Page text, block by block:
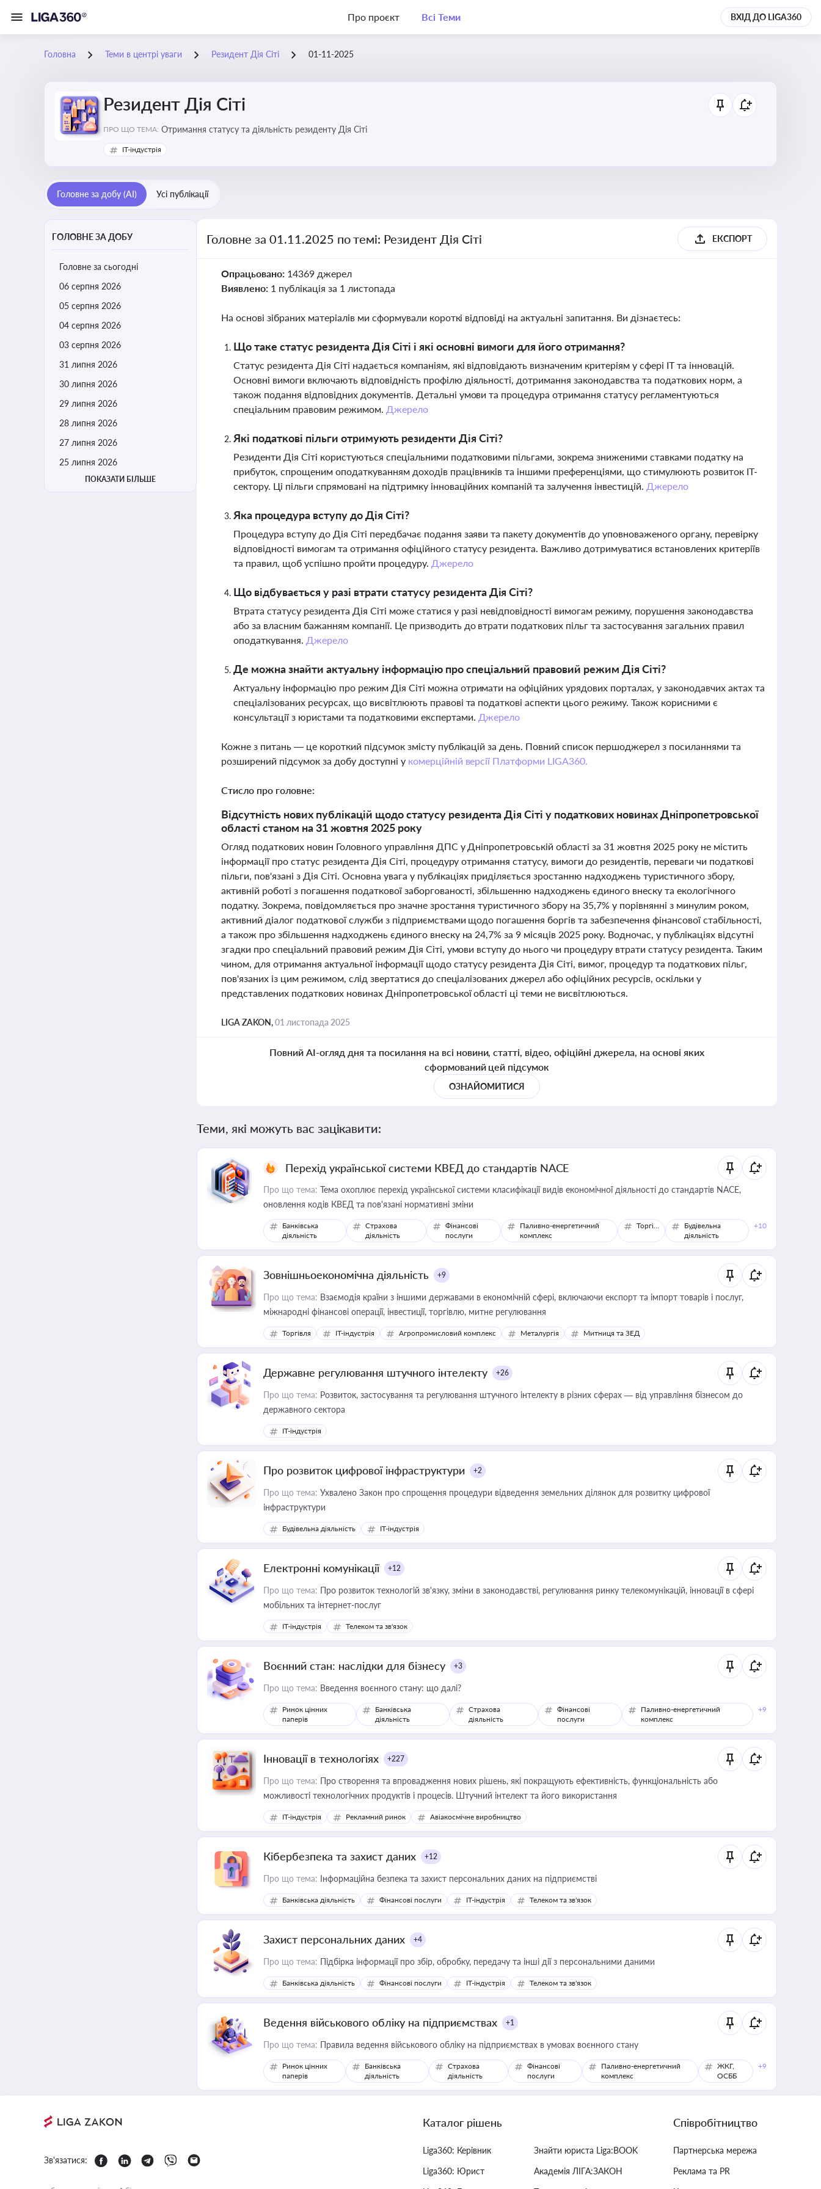
Про проєкт Всі Теми ВХІД ДО LIGA360
Головна Теми в центрі уваги Резидент Дія Сіті 01-11-2025
Резидент Дія Сіті
ПРО ЩО ТЕМА: Отримання статусу та діяльність резиденту Дія Сіті
IT-індустрія
Головне за добу (AI) Усі публікації
ГОЛОВНЕ ЗА ДОБУ
Головне за сьогодні
06 серпня 2026
05 серпня 2026
04 серпня 2026
03 серпня 2026
31 липня 2026
30 липня 2026
29 липня 2026
28 липня 2026
27 липня 2026
25 липня 2026
ПОКАЗАТИ БІЛЬШЕ
Головне за 01.11.2025 по темі: Резидент Дія Сіті ЕКСПОРТ
Опрацьовано: 14369 джерел
Виявлено: 1 публікація за 1 листопада
На основі зібраних матеріалів ми сформували короткі відповіді на актуальні запитання. Ви дізнаєтесь:
Що таке статус резидента Дія Сіті і які основні вимоги для його отримання?
Статус резидента Дія Сіті надається компаніям, які відповідають визначеним критеріям у сфері IT та інновацій.
Основні вимоги включають відповідність профілю діяльності, дотримання законодавства та податкових норм, а
також подання відповідних документів. Детальні умови та процедура отримання статусу регламентуються
спеціальним правовим режимом. Джерело
Які податкові пільги отримують резиденти Дія Сіті?
Резиденти Дія Сіті користуються спеціальними податковими пільгами, зокрема зниженими ставками податку на
прибуток, спрощеним оподаткуванням доходів працівників та іншими преференціями, що стимулюють розвиток IT-
сектору. Ці пільги спрямовані на підтримку інноваційних компаній та залучення інвестицій. Джерело
Яка процедура вступу до Дія Сіті?
Процедура вступу до Дія Сіті передбачає подання заяви та пакету документів до уповноваженого органу, перевірку
відповідності вимогам та отримання офіційного статусу резидента. Важливо дотримуватися встановлених критеріїв
та правил, щоб успішно пройти процедуру. Джерело
Що відбувається у разі втрати статусу резидента Дія Сіті?
Втрата статусу резидента Дія Сіті може статися у разі невідповідності вимогам режиму, порушення законодавства
або за власним бажанням компанії. Це призводить до втрати податкових пільг та застосування загальних правил
оподаткування. Джерело
Де можна знайти актуальну інформацію про спеціальний правовий режим Дія Сіті?
Актуальну інформацію про режим Дія Сіті можна отримати на офіційних урядових порталах, у законодавчих актах та
спеціалізованих ресурсах, що висвітлюють правові та податкові аспекти цього режиму. Також корисними є
консультації з юристами та податковими експертами. Джерело
Кожне з питань — це короткий підсумок змісту публікацій за день. Повний список першоджерел з посиланнями та
розширений підсумок за добу доступні у комерційній версії Платформи LIGA360.
Стисло про головне:
Відсутність нових публікацій щодо статусу резидента Дія Сіті у податкових новинах Дніпропетровської
області станом на 31 жовтня 2025 року
Огляд податкових новин Головного управління ДПС у Дніпропетровській області за 31 жовтня 2025 року не містить
інформації про статус резидента Дія Сіті, процедуру отримання статусу, вимоги до резидентів, переваги чи податкові
пільги, пов'язані з Дія Сіті. Основна увага у публікаціях приділяється зростанню надходжень туристичного збору,
активній роботі з погашення податкової заборгованості, збільшенню надходжень єдиного внеску та екологічного
податку. Зокрема, повідомляється про значне зростання туристичного збору на 35,7% у порівнянні з минулим роком,
активний діалог податкової служби з підприємствами щодо погашення боргів та забезпечення фінансової стабільності,
а також про збільшення надходжень єдиного внеску на 24,7% за 9 місяців 2025 року. Водночас, у публікаціях відсутні
згадки про спеціальний правовий режим Дія Сіті, умови вступу до нього чи процедуру втрати статусу резидента. Таким
чином, для отримання актуальної інформації щодо статусу резидента Дія Сіті, вимог, процедур та податкових пільг,
пов'язаних із цим режимом, слід звертатися до спеціалізованих джерел або офіційних ресурсів, оскільки у
представлених податкових новинах Дніпропетровської області ці теми не висвітлюються.
LIGA ZAKON,01 листопада 2025
Повний AI-огляд дня та посилання на всі новини, статті, відео, офіційні джерела, на основі яких
сформований цей підсумок
ОЗНАЙОМИТИСЯ
Теми, які можуть вас зацікавити:
Перехід української системи КВЕД до стандартів NACE
Про що тема: Тема охоплює перехід української системи класифікації видів економічної діяльності до стандартів NACE,
оновлення кодів КВЕД та пов'язані нормативні зміни
Банківська
діяльність
Страхова
діяльність
Фінансові
послуги
Паливно-енергетичний
комплекс
Торгівля
Будівельна
діяльність
+10
Зовнішньоекономічна діяльність +9
Про що тема: Взаємодія країни з іншими державами в економічній сфері, включаючи експорт та імпорт товарів і послуг,
міжнародні фінансові операції, інвестиції, торгівлю, митне регулювання
Торгівля IT-індустрія Агропромисловий комплекс Металургія Митниця та ЗЕД
Державне регулювання штучного інтелекту +26
Про що тема: Розвиток, застосування та регулювання штучного інтелекту в різних сферах — від управління бізнесом до
державного сектора
IT-індустрія
Про розвиток цифрової інфраструктури +2
Про що тема: Ухвалено Закон про спрощення процедури відведення земельних ділянок для розвитку цифрової
інфраструктури
Будівельна діяльність IT-індустрія
Електронні комунікації +12
Про що тема: Про розвиток технологій зв'язку, зміни в законодавстві, регулювання ринку телекомунікацій, інновації в сфері
мобільних та інтернет-послуг
IT-індустрія Телеком та зв'язок
Воєнний стан: наслідки для бізнесу +3
Про що тема: Введення воєнного стану: що далі?
Ринок цінних
паперів
Банківська
діяльність
Страхова
діяльність
Фінансові
послуги
Паливно-енергетичний
комплекс
+9
Інновації в технологіях +227
Про що тема: Про створення та впровадження нових рішень, які покращують ефективність, функціональність або
можливості технологічних продуктів і процесів. Штучний інтелект та його використання
IT-індустрія Рекламний ринок Авіакосмічне виробництво
Кібербезпека та захист даних +12
Про що тема: Інформаційна безпека та захист персональних даних на підприємстві
Банківська діяльність Фінансові послуги IT-індустрія Телеком та зв'язок
Захист персональних даних +4
Про що тема: Підбірка інформації про збір, обробку, передачу та інші дії з персональними даними
Банківська діяльність Фінансові послуги IT-індустрія Телеком та зв'язок
Ведення військового обліку на підприємствах +1
Про що тема: Правила ведення військового обліку на підприємствах в умовах воєнного стану
Ринок цінних
паперів
Банківська
діяльність
Страхова
діяльність
Фінансові
послуги
Паливно-енергетичний
комплекс
ЖКГ,
ОСББ
+9
Зв'язатися:
Каталог рішень
Liga360: Керівник
Liga360: Юрист
Знайти юриста Liga:BOOK
Академія ЛІГА:ЗАКОН
Співробітництво
Партнерська мережа
Реклама та PR